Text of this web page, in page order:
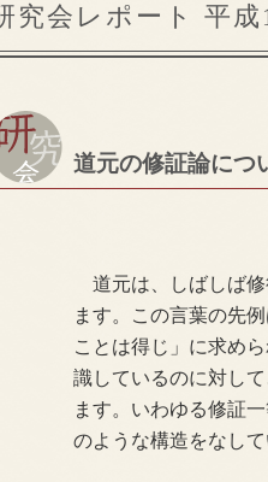
究会レポート 平成
道元の修証論につ
道元は、しばしば修
ます。この言葉の先
ことは得じ」に求め
識しているのに対し
ます。いわゆる修証
のような構造をなして